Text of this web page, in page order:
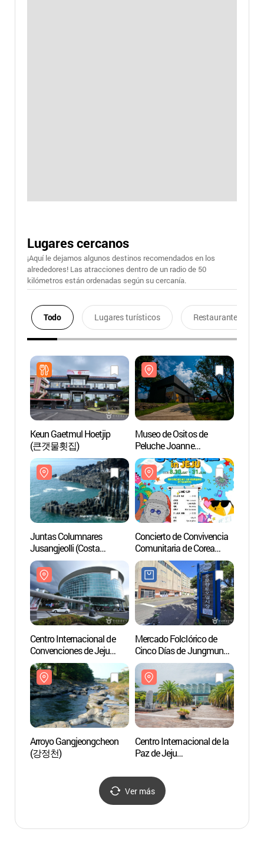
Lugares cercanos
¡Aquí le dejamos algunos destinos recomendados en los
alrededores! Las atracciones dentro de un radio de 50
kilómetros están ordenadas según su cercanía.
Todo Lugares turísticos Restaurantes
Keun Gaetmul Hoetjip
(큰갯물횟집)
Museo de Ositos de
Peluche Joanne
(조안베어뮤지엄)
Juntas Columnares
Jusangjeolli (Costa
Jisatgae de Daepo-dong)
(주상절리대
(대포동지삿개))
Concierto de Convivencia
Comunitaria de Corea
(동행축제와 함께하는
대한민국 상생 영수증
콘서트)
Centro Internacional de
Convenciones de Jeju
(ICC)
(제주국제컨벤션센터)
Mercado Folclórico de
Cinco Días de Jungmun
(중문향토오일시장)
Arroyo Gangjeongcheon
(강정천)
Centro Internacional de la
Paz de Jeju
Ver más